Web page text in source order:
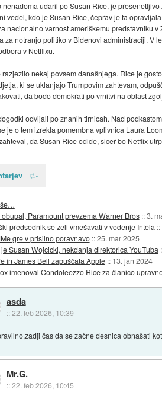
nenadoma udaril po Susan Rice, je
vedel, kdo je Susan Rice, čeprav je ta
nacionalno varnost ameriškemu predstavniku
za notranjo politiko v Bidenovi administraciji. V
v Netflixu.
razjezilo nekaj povsem današnjega. Rice je
ki se uklanjajo Trumpovim zahtevam,
da bodo demokrati po vrnitvi na oblast
odvijali po znanih tirnicah. Nad
je o tem izrekla pomembna vplivnica Laura
da Susan Rice odide, sicer bo Netflix
še…
obupal, Paramount prevzema Warner Bros ::3.
predsednik se želi vmešavati v vodenje Intela ::
gre v prisilno poravnavo ::25. mar 2025
Susan Wojcicki, nekdanja direktorica YouTuba
in James Bell zapuščata Apple :: 13. jan 2024
imenoval Condoleezzo Rice za članico
asda
::22. feb 2026, 10:39
čas da se začne desnica obnašati
Mr.G.
::22. feb 2026, 10:45